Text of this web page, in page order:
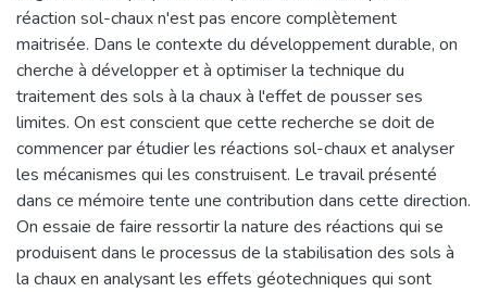
réaction sol-chaux n'est pas encore complètement
maitrisée. Dans le contexte du développement durable, on
cherche à développer et à optimiser la technique du
traitement des sols à la chaux à l'effet de pousser ses
limites. On est conscient que cette recherche se doit de
commencer par étudier les réactions sol-chaux et analyser
les mécanismes qui les construisent. Le travail présenté
dans ce mémoire tente une contribution dans cette direction.
On essaie de faire ressortir la nature des réactions qui se
produisent dans le processus de la stabilisation des sols à
la chaux en analysant les effets géotechniques qui sont